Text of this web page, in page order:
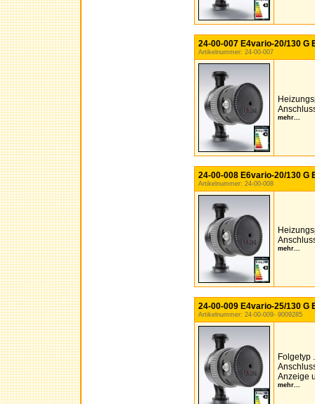
24-00-007 E4vario-20/130
Artikelnummer: 24-00-007
mehr...
24-00-008 E6vario-20/130
Artikelnummer: 24-00-008
mehr...
24-00-009 E4vario-25/130
Artikelnummer: 24-00-009- 9009285
Folgetyp
Anzeige
mehr...